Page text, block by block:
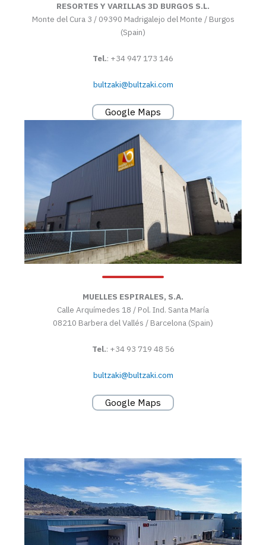
RESORTES Y VARILLAS 3D BURGOS S.L.
Monte del Cura 3 / 09390 Madrigalejo del Monte / Burgos
(Spain)
Tel.: +34 947 173 146
bultzaki@bultzaki.com
Google Maps
MUELLES ESPIRALES, S.A.
Calle Arquímedes 18 / Pol. Ind. Santa María
08210 Barbera del Vallés / Barcelona (Spain)
Tel.: +34 93 719 48 56
bultzaki@bultzaki.com
Google Maps